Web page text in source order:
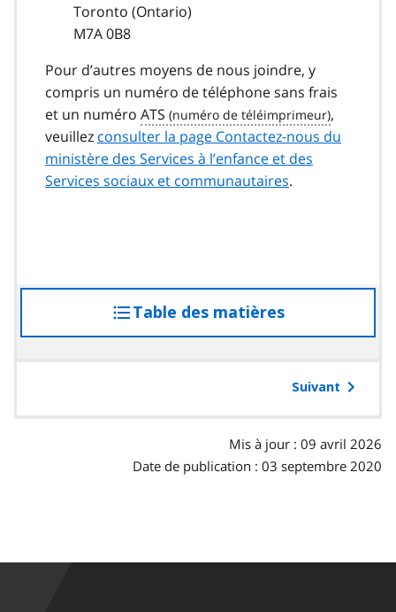
Toronto (Ontario)
M7A 0B8
Pour d’autres moyens de nous joindre, y
compris un numéro de téléphone sans frais
et un numéro ATS
,
veuillez consulter la page Contactez-nous du
ministère des Services à l’enfance et des
Services sociaux et communautaires.
Table des matières
à
table
matières
Suivant
Mis à jour : 09 avril 2026
Date de publication : 03 septembre 2020